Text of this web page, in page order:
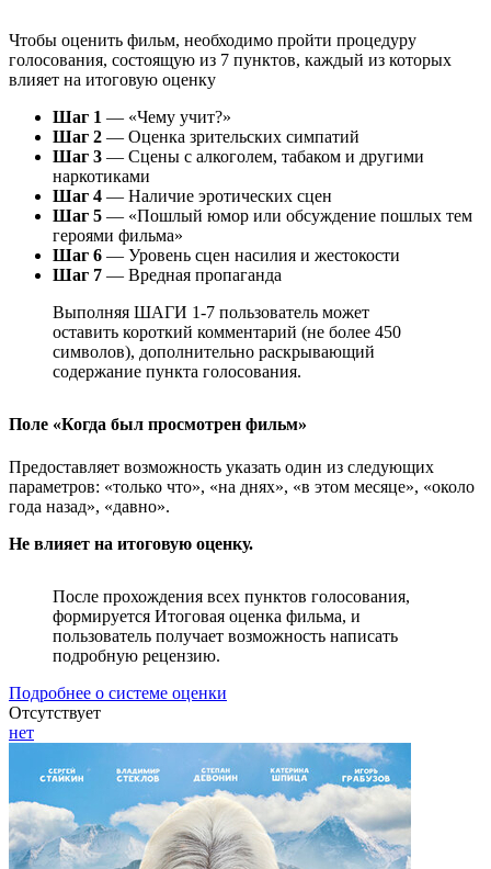
Чтобы оценить фильм, необходимо пройти процедуру
голосования, состоящую из 7 пунктов, каждый из которых
влияет на итоговую оценку
Шаг 1 — «Чему учит?»
Шаг 2 — Оценка зрительских симпатий
Шаг 3 — Сцены с алкоголем, табаком и другими
наркотиками
Шаг 4 — Наличие эротических сцен
Шаг 5 — «Пошлый юмор или обсуждение пошлых тем
героями фильма»
Шаг 6 — Уровень сцен насилия и жестокости
Шаг 7 — Вредная пропаганда
Выполняя ШАГИ 1-7 пользователь может
оставить короткий комментарий (не более 450
символов), дополнительно раскрывающий
содержание пункта голосования.
Поле «Когда был просмотрен фильм»
Предоставляет возможность указать один из следующих
параметров: «только что», «на днях», «в этом месяце», «около
года назад», «давно».
Не влияет на итоговую оценку.
После прохождения всех пунктов голосования,
формируется Итоговая оценка фильма, и
пользователь получает возможность написать
подробную рецензию.
Подробнее о системе оценки
Отсутствует
нет